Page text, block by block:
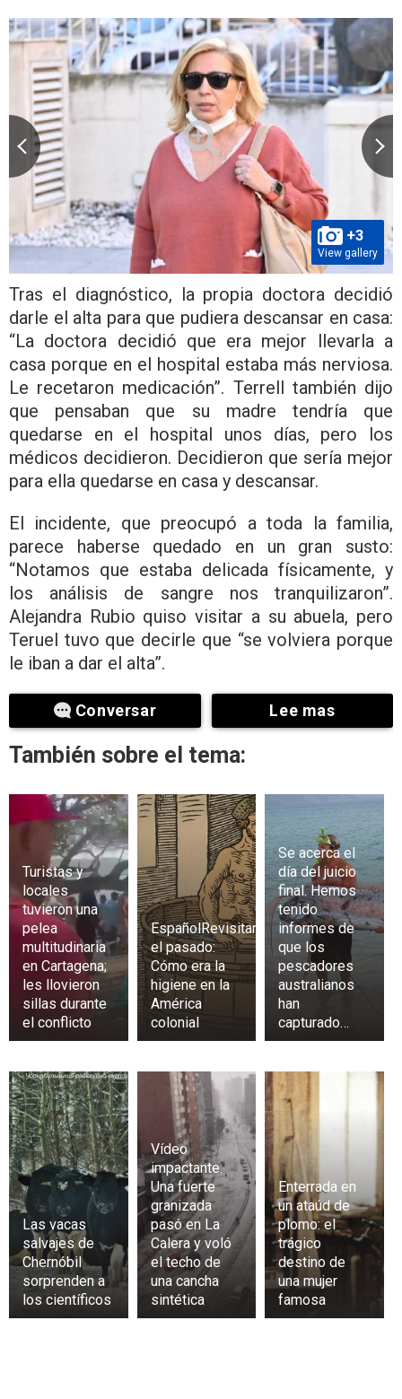
+3
View gallery
Tras el diagnóstico, la propia doctora decidió
darle el alta para que pudiera descansar en casa:
“La doctora decidió que era mejor llevarla a
casa porque en el hospital estaba más nerviosa.
Le recetaron medicación”. Terrell también dijo
que pensaban que su madre tendría que
quedarse en el hospital unos días, pero los
médicos decidieron. Decidieron que sería mejor
para ella quedarse en casa y descansar.
El incidente, que preocupó a toda la familia,
parece haberse quedado en un gran susto:
“Notamos que estaba delicada físicamente, y
los análisis de sangre nos tranquilizaron”.
Alejandra Rubio quiso visitar a su abuela, pero
Teruel tuvo que decirle que “se volviera porque
le iban a dar el alta”.
Conversar Lee mas
También sobre el tema:
Turistas y
locales
tuvieron una
pelea
multitudinaria
en Cartagena;
les llovieron
sillas durante
el conflicto
EspañolRevisitando
el pasado:
Cómo era la
higiene en la
América
colonial
Se acerca el
día del juicio
final. Hemos
tenido
informes de
que los
pescadores
australianos
han
capturado…
Las vacas
salvajes de
Chernóbil
sorprenden a
los científicos
Vídeo
impactante:
Una fuerte
granizada
pasó en La
Calera y voló
el techo de
una cancha
sintética
Enterrada en
un ataúd de
plomo: el
trágico
destino de
una mujer
famosa